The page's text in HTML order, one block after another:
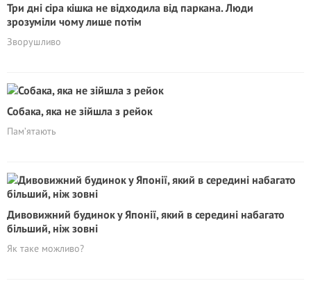
Три дні сіра кішка не відходила від паркана. Люди
зрозуміли чому лише потім
Зворушливо
Собака, яка не зійшла з рейок
Пам’ятають
Дивовижний будинок у Японії, який в середині набагато
більший, ніж зовні
Як таке можливо?